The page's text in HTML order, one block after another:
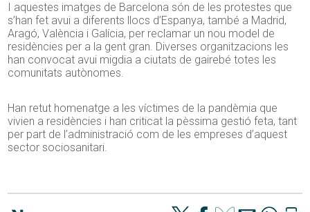
I aquestes imatges de Barcelona són de les protestes que
s’han fet avui a diferents llocs d’Espanya, també a Madrid,
Aragó, València i Galícia, per reclamar un nou model de
residències per a la gent gran. Diverses organitzacions les
han convocat avui migdia a ciutats de gairebé totes les
comunitats autònomes.
Han retut homenatge a les víctimes de la pandèmia que
vivien a residències i han criticat la pèssima gestió feta, tant
per part de l’administració com de les empreses d’aquest
sector sociosanitari.